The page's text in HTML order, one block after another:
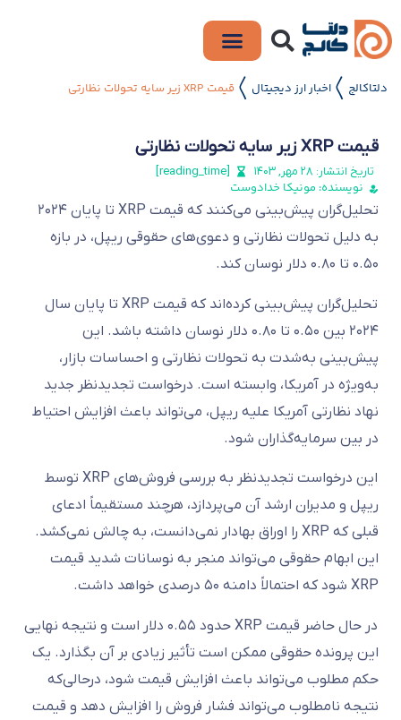
دلتاکالج اخبار ارز دیجیتال قیمت XRP زیر سایه تحولات نظارتی
قیمت XRP زیر سایه تحولات نظارتی
تاریخ انتشار: ۲۸ مهر, ۱۴۰۳
نویسنده: مونیکا خدادوست
تحلیل‌گران پیش‌بینی می‌کنند که قیمت XRP تا پایان ۲۰۲۴
به دلیل تحولات نظارتی و دعوی‌های حقوقی ریپل، در بازه
۰.۵۰ تا ۰.۸۰ دلار نوسان کند.
تحلیل‌گران پیش‌بینی کرده‌اند که قیمت XRP تا پایان سال
۲۰۲۴ بین ۰.۵۰ تا ۰.۸۰ دلار نوسان داشته باشد. این
پیش‌بینی به‌شدت به تحولات نظارتی و احساسات بازار،
به‌ویژه در آمریکا، وابسته است. درخواست تجدیدنظر جدید
نهاد نظارتی آمریکا علیه ریپل، می‌تواند باعث افزایش احتیاط
در بین سرمایه‌گذاران شود.
این درخواست تجدیدنظر به بررسی فروش‌های XRP توسط
ریپل و مدیران ارشد آن می‌پردازد، هرچند مستقیماً ادعای
قبلی که XRP را اوراق بهادار نمی‌دانست، به چالش نمی‌کشد.
این ابهام حقوقی می‌تواند منجر به نوسانات شدید قیمت
XRP شود که احتمالاً دامنه ۵۰ درصدی خواهد داشت.
در حال حاضر قیمت XRP حدود ۰.۵۵ دلار است و نتیجه نهایی
این پرونده حقوقی ممکن است تأثیر زیادی بر آن بگذارد. یک
حکم مطلوب می‌تواند باعث افزایش قیمت شود، درحالی‌که
نتیجه نامطلوب می‌تواند فشار فروش را افزایش دهد و قیمت